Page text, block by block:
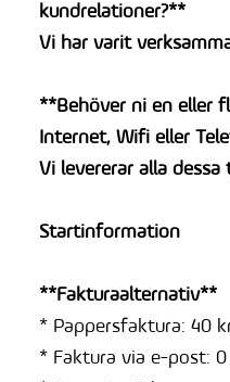
kundrelationer?**
Vi har varit
**Behöver ni en eller
Internet, Wifi eller
Vi levererar alla dessa
Startinformation
**Fakturaalternativ**
* Pappersfaktura: 40
* Faktura via e-post: